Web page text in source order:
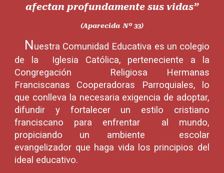
afectan profundamente sus vidas”
(Aparecida Nº 33)
Nuestra Comunidad Educativa es un colegio
de la Iglesia Católica, perteneciente a la
Congregación Religiosa Hermanas
Franciscanas Cooperadoras Parroquiales, lo
que conlleva la necesaria exigencia de adoptar,
difundir y fortalecer un estilo cristiano
franciscano para enfrentar al mundo,
propiciando un ambiente escolar
evangelizador que haga vida los principios del
ideal educativo.